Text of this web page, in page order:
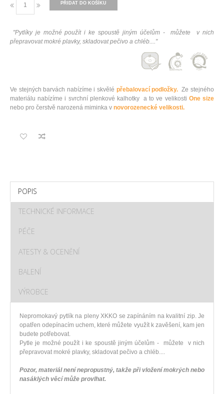
PŘIDAT DO KOŠÍKU
"Pytlíky je možné použít i ke spoustě jiným účelům - můžete v nich
přepravovat mokré plavky, skladovat pečivo a chléb...."
Ve stejných barvách nabízíme i skvělé přebalovací podložky. Ze stejného
materiálu nabízíme i svrchní plenkové kalhotky a to ve velikosti One size
nebo pro čerstvě narozená miminka v novorozenecké velikosti.
POPIS
TECHNICKÉ INFORMACE
PÉČE
ATESTY & OCENĚNÍ
BALENÍ
VÝROBCE
Nepromokavý pytlík na pleny XKKO se zapínáním na kvalitní zip. Je
opatřen odepínacím uchem, které můžete využít k zavěšení, kam jen
budete potřebovat.
Pytle je možné použít i ke spoustě jiným účelům - můžete v nich
přepravovat mokré plavky, skladovat pečivo a chléb....
Pozor, materiál není nepropustný, takže při vložení mokrých nebo
nasáklých věcí může provlhat.